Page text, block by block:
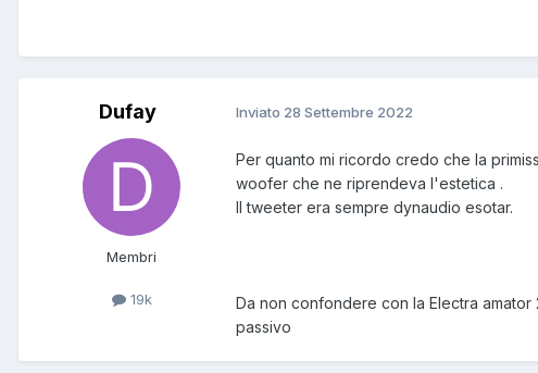
Dufay
Membri
19k
Inviato 28 Settembre 2022
Per quanto mi ricordo credo che la
woofer che ne riprendeva l'estetica .
Il tweeter era sempre dynaudio esotar.
Da non confondere con la Electra
passivo